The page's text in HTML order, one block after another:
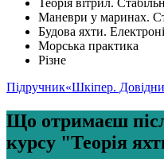
Теорія вітрил.
Маневри у маринах.
Будова яхти.
Морська практика
Різне
Підручник«Шкіпер.
Що отримаєш
курсу "Теорія